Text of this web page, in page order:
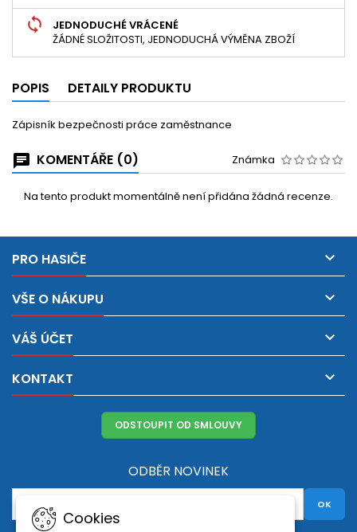
JEDNODUCHÉ VRÁCENÉ
ŽÁDNÉ SLOŽITOSTI, JEDNODUCHÁ VÝMĚNA ZBOŽÍ
POPIS DETAILY PRODUKTU
Zápisník bezpečnosti práce zaměstnance
KOMENTÁŘE (0) Známka
Na tento produkt momentálně není přidána žádná recenze.
PRO HASIČE 
VŠE O NÁKUPU 
VÁŠ ÚČET 
KONTAKT 
Cookies
ODSTOUPIT OD SMLOUVY
ODBĚR NOVINEK